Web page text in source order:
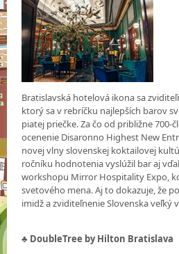
Bratislavská hotelová ikona sa
ktorý sa v rebríčku najlepších barov
piatej priečke. Za čo od približne 700-
ocenenie Disaronno Highest New
novej vlny slovenskej koktailovej
ročníku hodnotenia vyslúžil bar aj
workshopu Mirror Hospitality Expo,
svetového mena. Aj to dokazuje, že
imidž a zviditeľnenie Slovenska veľký
♣ DoubleTree by Hilton Bratislava